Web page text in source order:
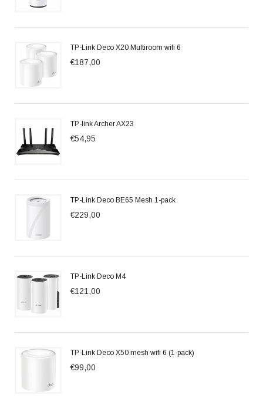
TP-Link Deco X20 Multiroom wifi 6
€187,00
TP-link Archer AX23
€54,95
TP-Link Deco BE65 Mesh 1-pack
€229,00
TP-Link Deco M4
€121,00
TP-Link Deco X50 mesh wifi 6 (1-pack)
€99,00